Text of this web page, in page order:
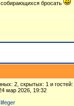
бросать
2, скрытых: 1 и
мар 2026, 19:32
lifeger